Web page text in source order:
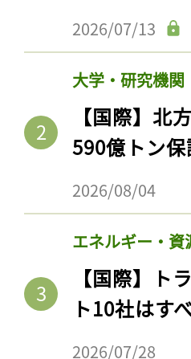
2026/07/13
大学・研究機関
【国際】北
590億トン
2026/08/04
エネルギー・資
【国際】ト
ト10社はす
2026/07/28